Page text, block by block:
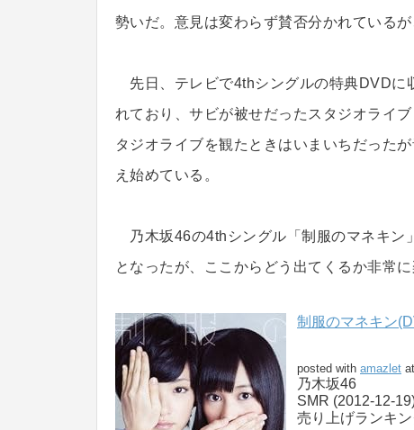
勢いだ。意見は変わらず賛否分かれている
先日、テレビで4thシングルの特典DVDに
れており、サビが被せだったスタジオライ
タジオライブを観たときはいまいちだった
え始めている。
乃木坂46の4thシングル「制服のマネキン
となったが、ここからどう出てくるか非常に
制服のマネキン
posted with amazlet
乃木坂46
SMR (2012-12-
売り上げランキ